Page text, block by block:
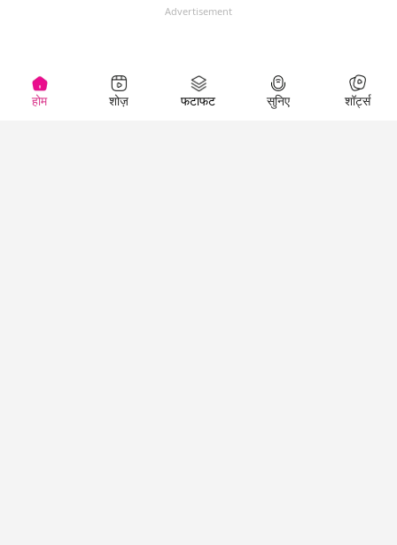
मंदिर में गया. खबर के मुताबिक मंदिर में ही ‘जय भोलेनाथ’ का
गर्दन काटने की कोशिश की.
मशीन गर्दन से लगते ही दीपक की चीख निकल गई जिसे
Advertisement
होम शोज़ फटाफट सुनिए शॉर्ट्स